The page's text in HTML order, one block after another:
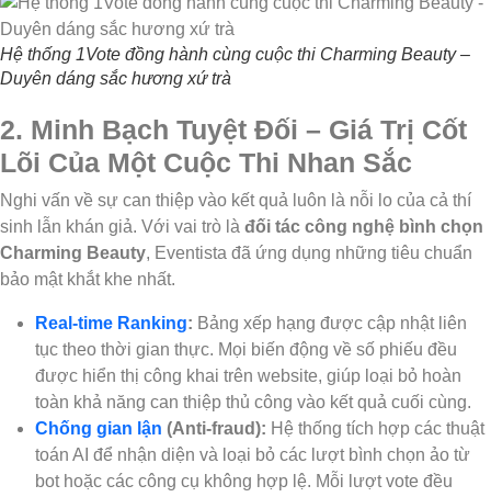
Hệ thống 1Vote đồng hành cùng cuộc thi Charming Beauty –
Duyên dáng sắc hương xứ trà
2. Minh Bạch Tuyệt Đối – Giá Trị Cốt
Lõi Của Một Cuộc Thi Nhan Sắc
Nghi vấn về sự can thiệp vào kết quả luôn là nỗi lo của cả thí
sinh lẫn khán giả. Với vai trò là đối tác công nghệ bình chọn
Charming Beauty, Eventista đã ứng dụng những tiêu chuẩn
bảo mật khắt khe nhất.
Real-time Ranking: Bảng xếp hạng được cập nhật liên
tục theo thời gian thực. Mọi biến động về số phiếu đều
được hiển thị công khai trên website, giúp loại bỏ hoàn
toàn khả năng can thiệp thủ công vào kết quả cuối cùng.
Chống gian lận (Anti-fraud): Hệ thống tích hợp các thuật
toán AI để nhận diện và loại bỏ các lượt bình chọn ảo từ
bot hoặc các công cụ không hợp lệ. Mỗi lượt vote đều